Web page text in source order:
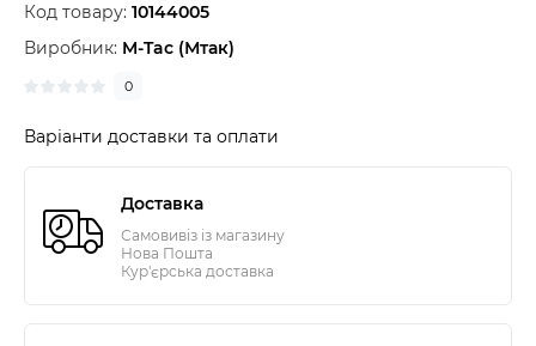
Код товару: 10144005
Виробник: M-Tac (Мтак)
0
Варіанти доставки та оплати
Доставка
Самовивіз із магазину
Нова Пошта
Кур'єрська доставка